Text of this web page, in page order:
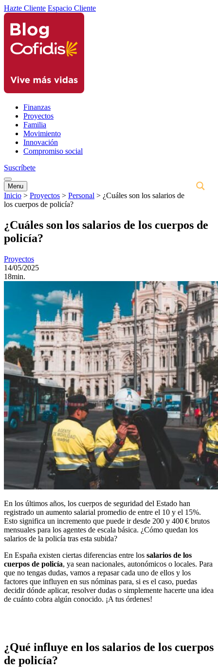
Hazte Cliente Espacio Cliente
Finanzas
Proyectos
Familia
Movimiento
Innovación
Compromiso social
Suscríbete
Menu
Inicio > Proyectos > Personal > ¿Cuáles son los salarios de
los cuerpos de policía?
¿Cuáles son los salarios de los cuerpos de
policía?
Proyectos
14/05/2025
18min.
En los últimos años, los cuerpos de seguridad del Estado han
registrado un aumento salarial promedio de entre el 10 y el 15%.
Esto significa un incremento que puede ir desde 200 y 400 € brutos
mensuales para los agentes de escala básica. ¿Cómo quedan los
salarios de la policía tras esta subida?
En España existen ciertas diferencias entre los salarios de los
cuerpos de policía, ya sean nacionales, autonómicos o locales. Para
que no tengas dudas, vamos a repasar cada uno de ellos y los
factores que influyen en sus nóminas para, si es el caso, puedas
decidir dónde aplicar, resolver dudas o simplemente hacerte una idea
de cuánto cobra algún conocido. ¡A tus órdenes!
¿Qué influye en los salarios de los cuerpos
de policía?